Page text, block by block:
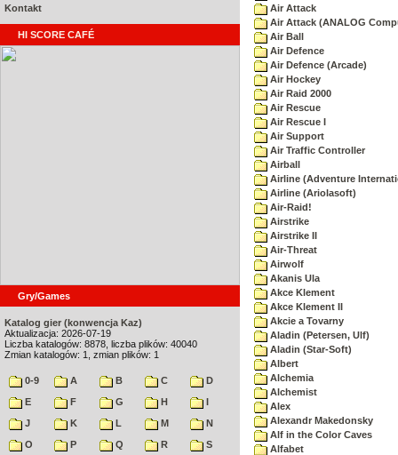
Kontakt
HI SCORE CAFÉ
Gry/Games
Katalog gier (konwencja Kaz)
Aktualizacja: 2026-07-19
Liczba katalogów: 8878, liczba plików: 40040
Zmian katalogów: 1, zmian plików: 1
0-9 A B C
D
E
F G H
I
J
K L M
N
O
P Q R
S
Air Attack
Air Attack (ANALOG
Air Ball
Air Defence
Air Defence (Arcade)
Air Hockey
Air Raid 2000
Air Rescue
Air Rescue I
Air Support
Air Traffic Controller
Airball
Airline (Adventure
Airline (Ariolasoft)
Air-Raid!
Airstrike
Airstrike II
Air-Threat
Airwolf
Akanis Ula
Akce Klement
Akce Klement II
Akcie a Tovarny
Aladin (Petersen, Ulf)
Aladin (Star-Soft)
Albert
Alchemia
Alchemist
Alex
Alexandr Makedonsky
Alf in the Color Caves
Alfabet